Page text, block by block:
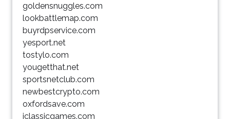
goldensnuggles.com
lookbattlemap.com
buyrdpservice.com
yesport.net
tostylo.com
yougetthat.net
sportsnetclub.com
newbestcrypto.com
oxfordsave.com
iclassicgames.com